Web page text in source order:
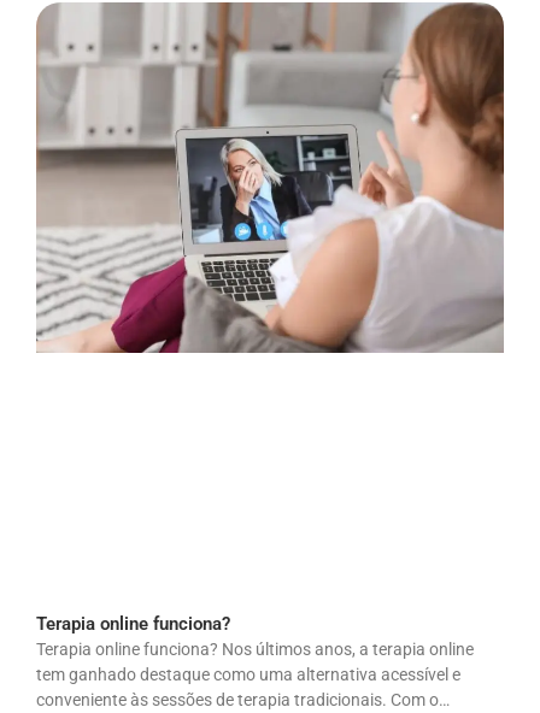
Terapia online funciona?
Terapia online funciona? Nos últimos anos, a terapia online
tem ganhado destaque como uma alternativa acessível e
conveniente às sessões de terapia tradicionais. Com o…